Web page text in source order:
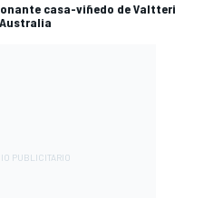
casa-viñedo de Valtteri